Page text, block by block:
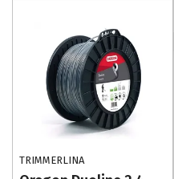
TRIMMERLINA